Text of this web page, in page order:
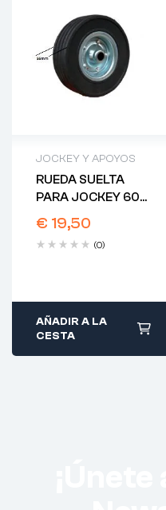
JOCKEY Y APOYOS
RUEDA SUELTA
PARA JOCKEY 60
SEMIAUTOMÁTICA
€ 19,50
(0)
AÑADIR A LA
CESTA